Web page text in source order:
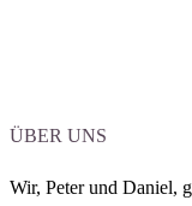
ÜBER UNS
Wir, Peter und Daniel,